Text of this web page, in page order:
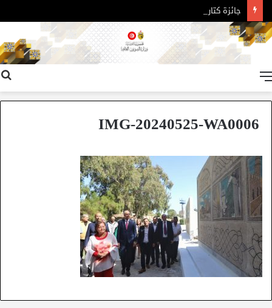
جائزة كتارا للرواية العربية – الدورة 11
IMG-20240525-WA0006